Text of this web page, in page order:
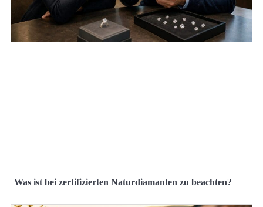
Was ist bei zertifizierten Naturdiamanten zu beachten?